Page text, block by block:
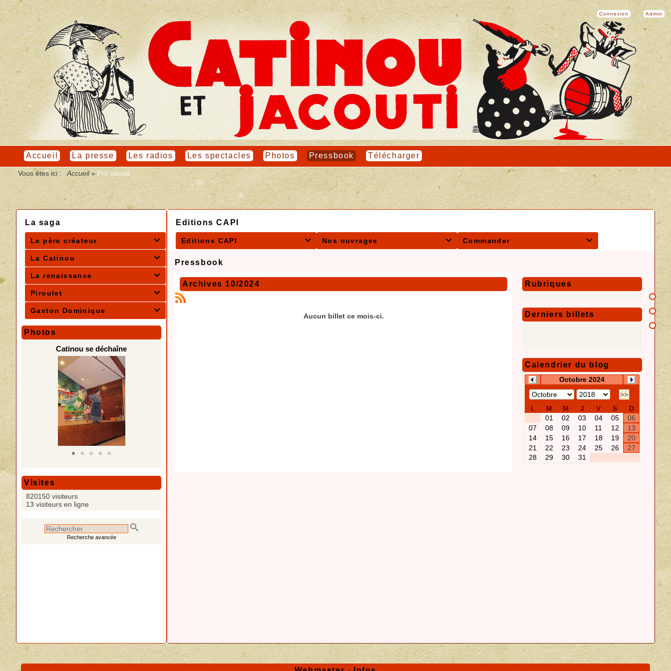
Admin
Accueil
Connexion
La presse Les radios Les spectacles Photos Pressbook Télécharger
Vous êtes ici : Accueil» Pressbook
La saga
Le père créateur 
La Catinou 
La renaissance 
Piroulet 
Gaston Dominique 
Photos
Catinou se déchaîne
Visites
820150 visiteurs
13 visiteurs en ligne
Recherche avancée
Editions CAPI
Editions CAPI  Nos ouvrages  Commander 
Pressbook
Archives 10/2024
Aucun billet ce mois-ci.
Rubriques
Derniers billets
Calendrier du blog
Octobre 2024
>>
L
M M J V S
D
01
02 03 04 05
06
07
08 09 10 11 12
13
14
15 16 17 18 19
20
21
22 23 24 25 26
27
28
29 30 31